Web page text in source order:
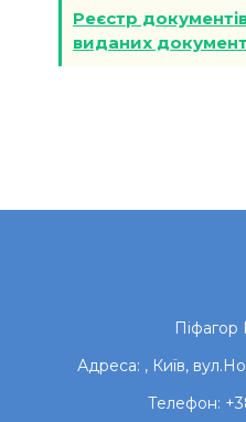
Реєстр
виданих
Піфагор
Адреса: , Київ,
Телефон: